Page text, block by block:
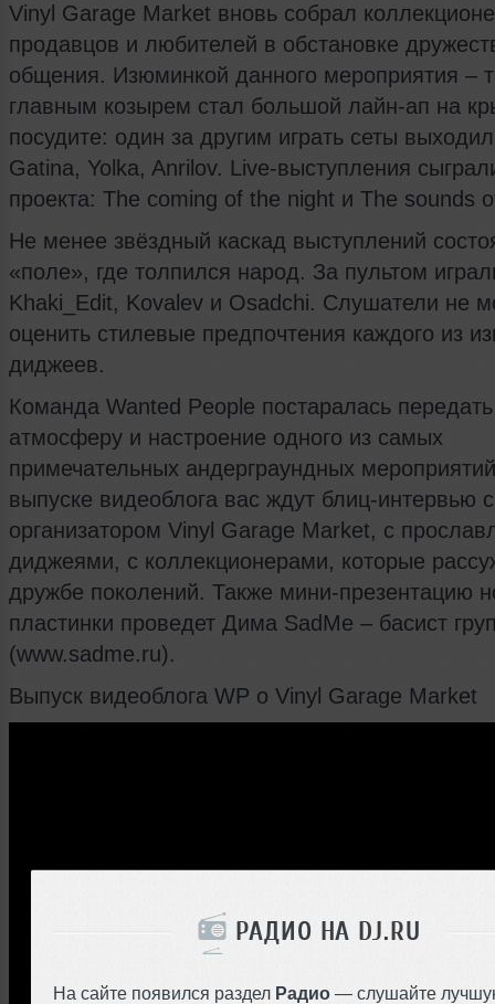
РАДИО НА DJ.RU
На сайте появился раздел Радио — слушайте
Vinyl Garage Market вновь собрал
продавцов и любителей в обстановке
общения. Изюминкой данного мероприятия –
главным козырем стал большой лайн-ап на
посудите: один за другим играть сеты
Gatina, Yolka, Anrilov. Live-выступления
проекта: The coming of the night и The sounds
Не менее звёздный каскад выступлений
«поле», где толпился народ. За пультом
Khaki_Edit, Kovalev и Osadchi. Слушатели не
оценить стилевые предпочтения каждого из
диджеев.
Команда Wanted People постаралась передать
атмосферу и настроение одного из самых
примечательных андерграундных
выпуске видеоблога вас ждут блиц-интервью с
организатором Vinyl Garage Market, с
диджеями, с коллекционерами, которые
дружбе поколений. Также мини-презентацию
пластинки проведет Дима SadMe – басист
(www.sadme.ru).
Выпуск видеоблога WP о Vinyl Garage Market